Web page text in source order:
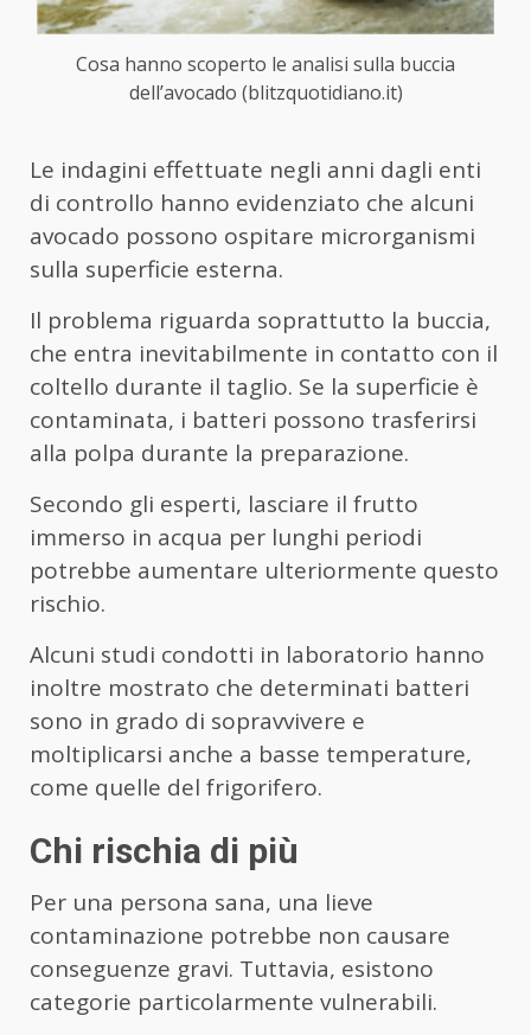
Cosa hanno scoperto le analisi sulla buccia
dell’avocado (blitzquotidiano.it)
Le indagini effettuate negli anni dagli enti
di controllo hanno evidenziato che alcuni
avocado possono ospitare microrganismi
sulla superficie esterna.
Il problema riguarda soprattutto la buccia,
che entra inevitabilmente in contatto con il
coltello durante il taglio. Se la superficie è
contaminata, i batteri possono trasferirsi
alla polpa durante la preparazione.
Secondo gli esperti, lasciare il frutto
immerso in acqua per lunghi periodi
potrebbe aumentare ulteriormente questo
rischio.
Alcuni studi condotti in laboratorio hanno
inoltre mostrato che determinati batteri
sono in grado di sopravvivere e
moltiplicarsi anche a basse temperature,
come quelle del frigorifero.
Chi rischia di più
Per una persona sana, una lieve
contaminazione potrebbe non causare
conseguenze gravi. Tuttavia, esistono
categorie particolarmente vulnerabili.